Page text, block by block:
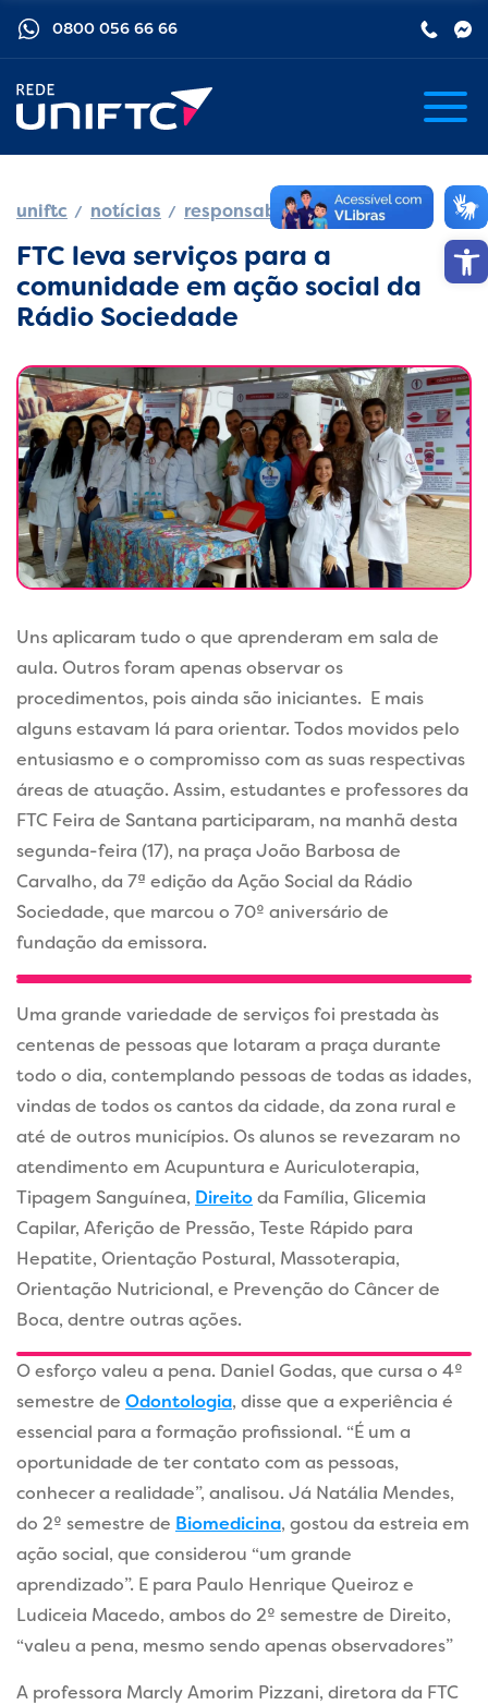
Barra
0800 056 66 66
uniftc notícias responsabilidade social
FTC leva serviços para a
comunidade em ação social da
Rádio Sociedade
Uns aplicaram tudo o que aprenderam em sala de
aula. Outros foram apenas observar os
procedimentos, pois ainda são iniciantes. E mais
alguns estavam lá para orientar. Todos movidos pelo
entusiasmo e o compromisso com as suas respectivas
áreas de atuação. Assim, estudantes e professores da
FTC Feira de Santana participaram, na manhã desta
segunda-feira (17), na praça João Barbosa de
Carvalho, da 7ª edição da Ação Social da Rádio
Sociedade, que marcou o 70º aniversário de
fundação da emissora.
Uma grande variedade de serviços foi prestada às
centenas de pessoas que lotaram a praça durante
todo o dia, contemplando pessoas de todas as idades,
vindas de todos os cantos da cidade, da zona rural e
até de outros municípios. Os alunos se revezaram no
atendimento em Acupuntura e Auriculoterapia,
Tipagem Sanguínea, Direitoda Família, Glicemia
Capilar, Aferição de Pressão, Teste Rápido para
Hepatite, Orientação Postural, Massoterapia,
Orientação Nutricional, e Prevenção do Câncer de
Boca, dentre outras ações.
O esforço valeu a pena. Daniel Godas, que cursa o 4º
semestre de Odontologia, disse que a experiência é
essencial para a formação profissional. “É um a
oportunidade de ter contato com as pessoas,
conhecer a realidade”, analisou. Já Natália Mendes,
do 2º semestre de Biomedicina, gostou da estreia em
ação social, que considerou “um grande
aprendizado”. E para Paulo Henrique Queiroz e
Ludiceia Macedo, ambos do 2º semestre de Direito,
“valeu a pena, mesmo sendo apenas observadores”
A professora Marcly Amorim Pizzani, diretora da FTC